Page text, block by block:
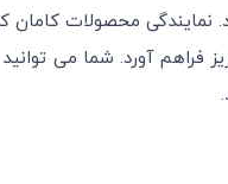
محصولات کامان
آورد. شما می توانید